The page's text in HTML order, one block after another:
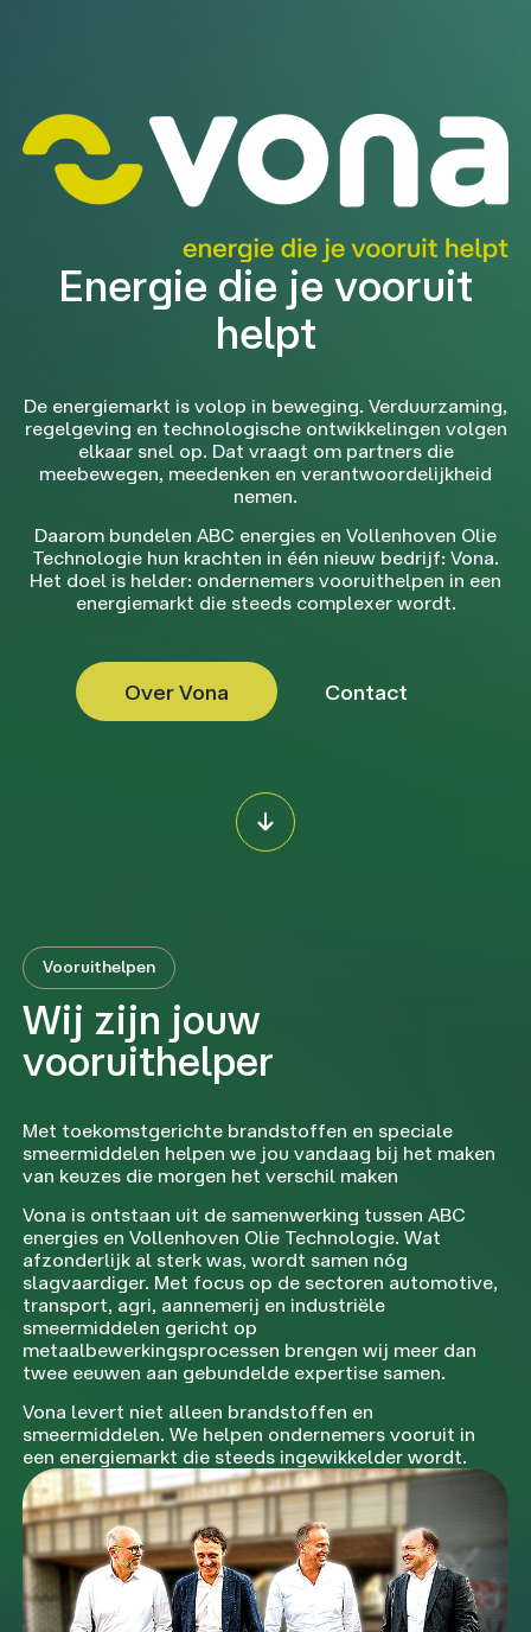
Energie die je vooruit
helpt
De energiemarkt is volop in beweging. Verduurzaming,
regelgeving en technologische ontwikkelingen volgen
elkaar snel op. Dat vraagt om partners die
meebewegen, meedenken en verantwoordelijkheid
nemen.
Daarom bundelen ABC energies en Vollenhoven Olie
Technologie hun krachten in één nieuw bedrijf: Vona.
Het doel is helder: ondernemers vooruithelpen in een
energiemarkt die steeds complexer wordt.
Over Vona Contact
Vooruithelpen
Wij zijn jouw
vooruithelper
Met toekomstgerichte brandstoffen en speciale
smeermiddelen helpen we jou vandaag bij het maken
van keuzes die morgen het verschil maken
Vona is ontstaan uit de samenwerking tussen ABC
energies en Vollenhoven Olie Technologie. Wat
afzonderlijk al sterk was, wordt samen nóg
slagvaardiger. Met focus op de sectoren automotive,
transport, agri, aannemerij en industriële
smeermiddelen gericht op
metaalbewerkingsprocessen brengen wij meer dan
twee eeuwen aan gebundelde expertise samen.
Vona levert niet alleen brandstoffen en
smeermiddelen. We helpen ondernemers vooruit in
een energiemarkt die steeds ingewikkelder wordt.